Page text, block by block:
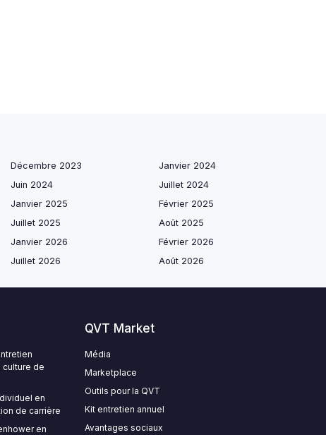
Décembre 2023
Janvier 2024
Juin 2024
Juillet 2024
Janvier 2025
Février 2025
Juillet 2025
Août 2025
Janvier 2026
Février 2026
Juillet 2026 Août 2026
culture de
en
de carrière
en
QVT Market
Média
Marketplace
Outils pour la QVT
Kit entretien annuel
Avantages sociaux